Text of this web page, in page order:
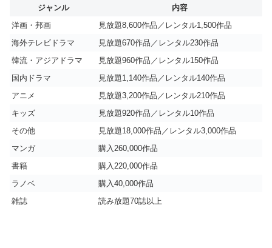
ジャンル
内容
洋画・邦画
見放題8,600作品／レンタル1,500作品
海外テレビドラマ
見放題670作品／レンタル230作品
韓流・アジアドラマ
見放題960作品／レンタル150作品
国内ドラマ
見放題1,140作品／レンタル140作品
アニメ
見放題3,200作品／レンタル210作品
キッズ
見放題920作品／レンタル10作品
その他
見放題18,000作品／レンタル3,000作品
マンガ
購入260,000作品
書籍
購入220,000作品
ラノベ
購入40,000作品
雑誌
読み放題70誌以上